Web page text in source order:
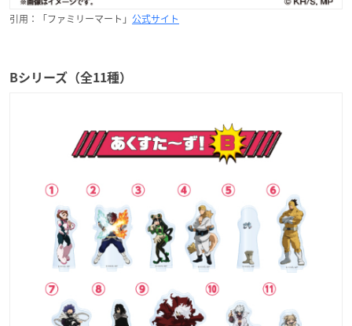
引用：「ファミリーマート」 公式サイト
Bシリーズ（全11種）